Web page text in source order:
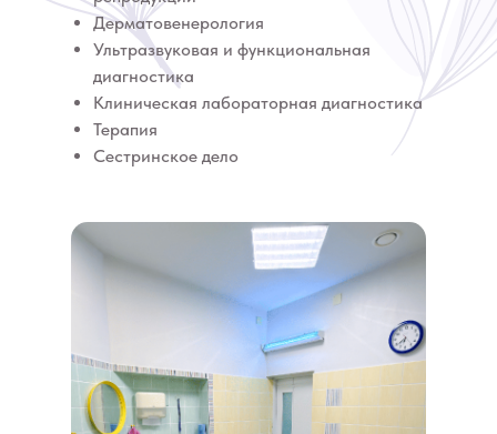
Дерматовенерология
Ультразвуковая и функциональная
диагностика
Клиническая лабораторная диагностика
Терапия
Сестринское дело